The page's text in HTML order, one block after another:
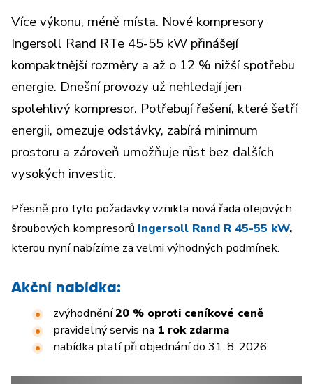
Více výkonu, méně místa. Nové kompresory
Ingersoll Rand RTe 45-55 kW přinášejí
kompaktnější rozměry a až o 12 % nižší spotřebu
energie. Dnešní provozy už nehledají jen
spolehlivý kompresor. Potřebují řešení, které šetří
energii, omezuje odstávky, zabírá minimum
prostoru a zároveň umožňuje růst bez dalších
vysokých investic.
Přesně pro tyto požadavky vznikla nová řada olejových
šroubových kompresorů Ingersoll Rand R 45-55 kW,
kterou nyní nabízíme za velmi výhodných podmínek.
Akční nabídka:
zvýhodnění20 % oproti ceníkové ceně
pravidelný servis na 1 rok zdarma
nabídka platí při objednání do 31. 8. 2026